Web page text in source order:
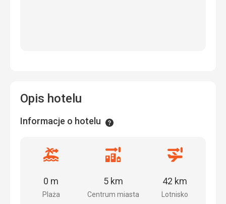
Opis hotelu
Informacje o hotelu Informacje
Odległość
plaży
Plaża
0 m
Odległość
centrum
Centrum miasta
5 km
Odległość
lotniska
Lotnisko
42 km